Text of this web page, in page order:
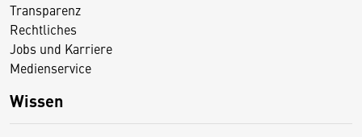
Transparenz
Rechtliches
Jobs und Karriere
Medienservice
Wissen